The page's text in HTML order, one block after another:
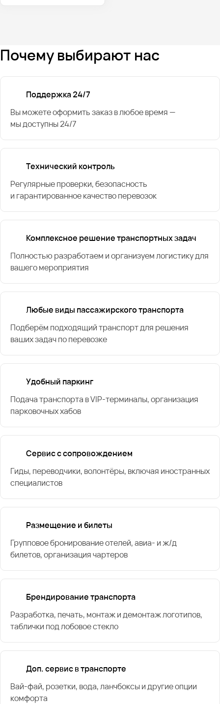
Почему выбирают нас
Поддержка 24/7
Вы можете оформить заказ в любое время —
мы доступны 24/7
Технический контроль
Регулярные проверки, безопасность
и гарантированное качество перевозок
Комплексное решение транспортных задач
Полностью разработаем и организуем логистику для
вашего мероприятия
Любые виды пассажирского транспорта
Подберём подходящий транспорт для решения
ваших задач по перевозке
Удобный паркинг
Подача транспорта в VIP-терминалы, организация
парковочных хабов
Сервис с сопровождением
Гиды, переводчики, волонтёры, включая иностранных
специалистов
Размещение и билеты
Групповое бронирование отелей, авиа- и ж/д
билетов, организация чартеров
Брендирование транспорта
Разработка, печать, монтаж и демонтаж логотипов,
таблички под лобовое стекло
Доп. сервис в транспорте
Вай-фай, розетки, вода, ланчбоксы и другие опции
комфорта